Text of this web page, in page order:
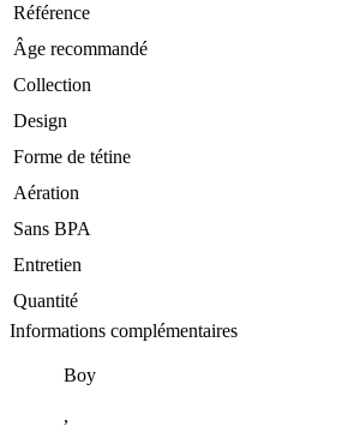
Référence
Âge recommandé
Collection
Design
Forme de tétine
Aération
Sans BPA
Entretien
Quantité
Informations complémentaires
Boy
,